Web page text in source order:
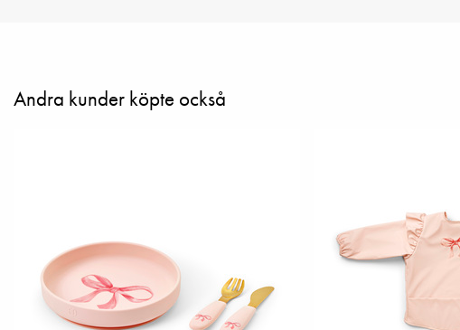
Andra kunder köpte också